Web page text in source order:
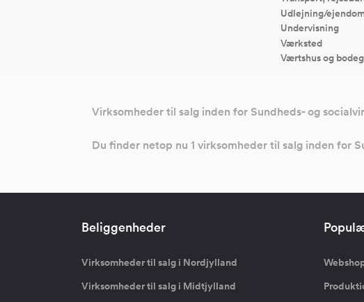
Udlejning/
Undervisning
Værksted
Værtshus og
Virksomheder til salg inden for Sundheds- og
Du finder netop nu 1 virksomheder til salg inden for
Beliggenheder
Virksomheder til salg i Nordjylland
Virksomheder til salg i Midtjylland